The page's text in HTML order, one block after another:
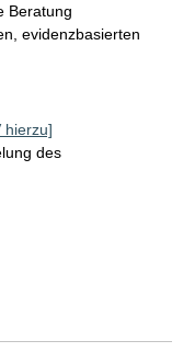
Beratung
evidenzbasierten
hierzu]
des